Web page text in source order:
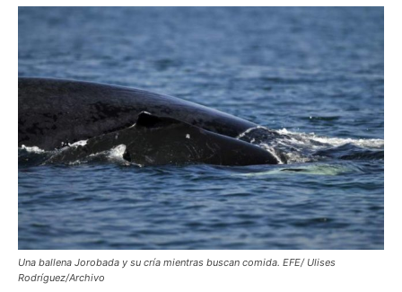
Una ballena Jorobada y su cría mientras buscan comida. EFE/ Ulises
Rodríguez/Archivo